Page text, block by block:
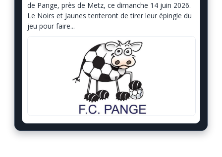
de Pange, près de Metz, ce dimanche 14 juin 2026.
Le Noirs et Jaunes tenteront de tirer leur épingle du
jeu pour faire...